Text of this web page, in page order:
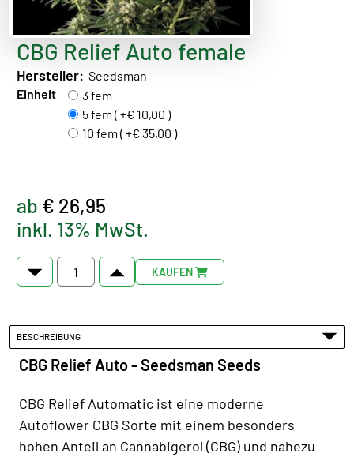
CBG Relief Auto female
Hersteller: Seedsman
Einheit
3 fem
5 fem ( +€ 10,00 )
10 fem ( +€ 35,00 )
ab € 26,95
inkl. 13% MwSt.
KAUFEN
BESCHREIBUNG
CBG Relief Auto - Seedsman Seeds
CBG Relief Automatic ist eine moderne
Autoflower CBG Sorte mit einem besonders
hohen Anteil an Cannabigerol (CBG) und nahezu